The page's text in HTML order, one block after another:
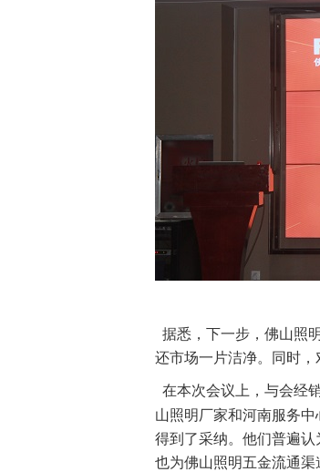
据悉，下一步，佛山照
还市场一片洁净。同时，
在本次会议上，与会经
山照明厂家和河南服务
得到了采纳。他们普遍认
也为佛山照明五金流